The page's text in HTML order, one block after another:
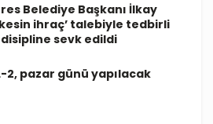
Belediye Başkanı İlkay
ihraç’ talebiyle tedbirli
sevk edildi
2, pazar günü yapılacak